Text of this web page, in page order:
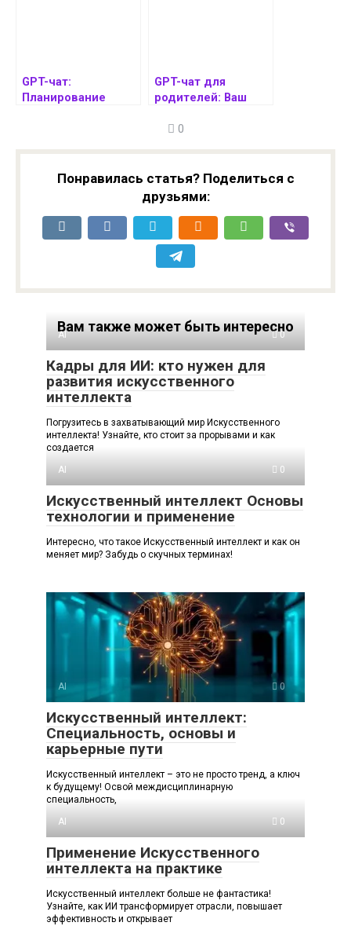
GPT-чат:
Планирование
GPT-чат для
родителей: Ваш
вопросах здоровья
0
Понравилась статья? Поделиться с
друзьями:
Вам также может быть интересно
AI 0
Кадры для ИИ: кто нужен для
развития искусственного
интеллекта
Погрузитесь в захватывающий мир Искусственного
интеллекта! Узнайте, кто стоит за прорывами и как
создается
AI
0
Искусственный интеллект Основы
технологии и применение
Интересно, что такое Искусственный интеллект и как он
меняет мир? Забудь о скучных терминах!
AI 0
Искусственный интеллект:
Специальность, основы и
карьерные пути
Искусственный интеллект – это не просто тренд, а ключ
к будущему! Освой междисциплинарную
специальность,
AI
0
Применение Искусственного
интеллекта на практике
Искусственный интеллект больше не фантастика!
Узнайте, как ИИ трансформирует отрасли, повышает
эффективность и открывает